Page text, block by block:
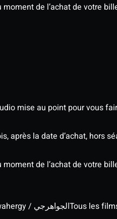
de l’achat de votre
mise au point pour vous
après la date d’achat, hors
de l’achat de votre
El Gawahergy / الجواهرجيTous les